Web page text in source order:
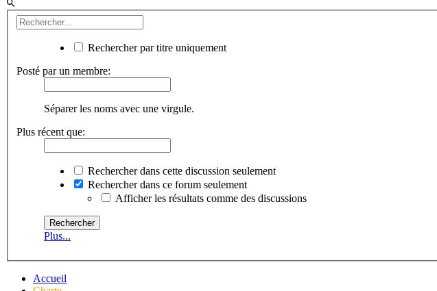
Rechercher par titre uniquement
Posté par un membre:
Séparer les noms avec une virgule.
Plus récent que:
Rechercher dans cette discussion seulement
Rechercher dans ce forum seulement
Afficher les résultats comme des discussions
Plus...
Accueil